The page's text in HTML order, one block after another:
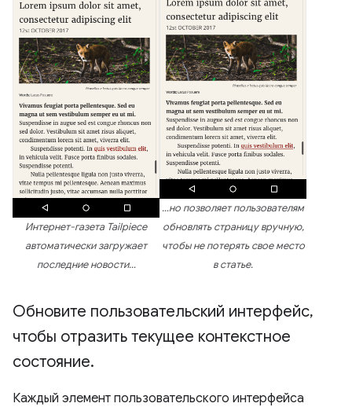
Интернет-газета Tailpiece
автоматически загружает
последние новости…
…но позволяет пользователям
обновлять страницу вручную,
чтобы не потерять свое место
в статье.
Обновите пользовательский интерфейс,
чтобы отразить текущее контекстное
состояние.
Каждый элемент пользовательского интерфейса